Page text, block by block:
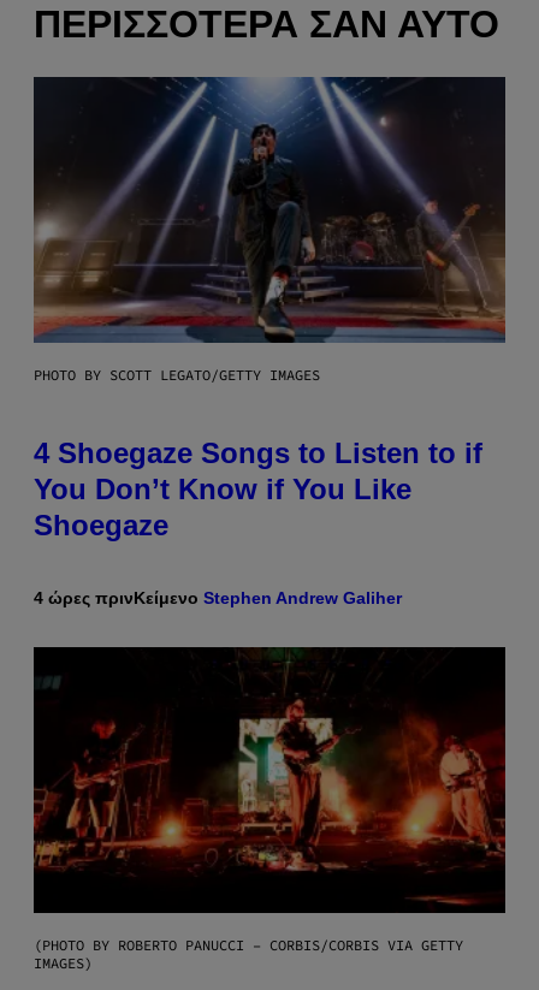
ΠΕΡΙΣΣΌΤΕΡΑ ΣΑΝ ΑΥΤΌ
PHOTO BY SCOTT LEGATO/GETTY IMAGES
4 Shoegaze Songs to Listen to if
You Don’t Know if You Like
Shoegaze
4 ώρες πρινΚείμενο Stephen Andrew Galiher
(PHOTO BY ROBERTO PANUCCI – CORBIS/CORBIS VIA GETTY
IMAGES)